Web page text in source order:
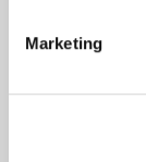
Marketing